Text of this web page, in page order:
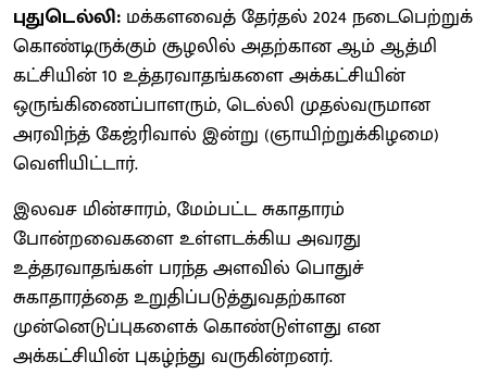
புதுடெல்லி: மக்களவைத் தேர்தல் 2024 நடைபெற்றுக்
கொண்டிருக்கும் சூழலில் அதற்கான ஆம் ஆத்மி
கட்சியின் 10 உத்தரவாதங்களை அக்கட்சியின்
ஒருங்கிணைப்பாளரும், டெல்லி முதல்வருமான
அரவிந்த் கேஜ்ரிவால் இன்று (ஞாயிற்றுக்கிழமை)
வெளியிட்டார்.
இலவச மின்சாரம், மேம்பட்ட சுகாதாரம்
போன்றவைகளை உள்ளடக்கிய அவரது
உத்தரவாதங்கள் பரந்த அளவில் பொதுச்
சுகாதாரத்தை உறுதிப்படுத்துவதற்கான
முன்னெடுப்புகளைக் கொண்டுள்ளது என
அக்கட்சியின் புகழ்ந்து வருகின்றனர்.